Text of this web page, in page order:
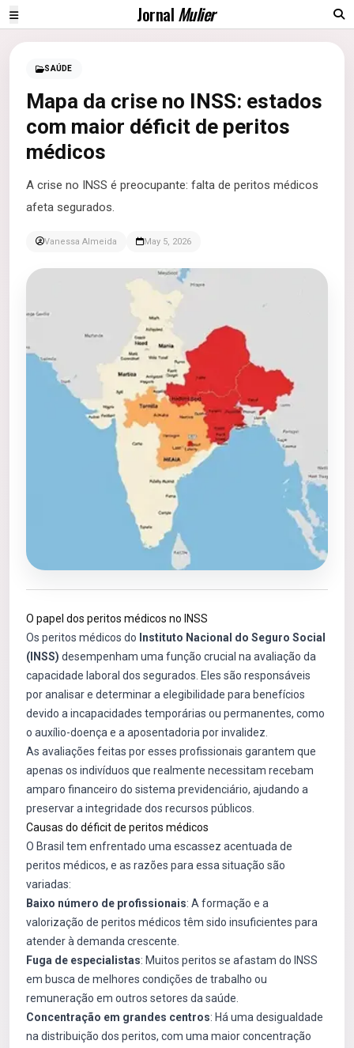
JornalMulier
SAÚDE
Mapa da crise no INSS: estados
com maior déficit de peritos
médicos
A crise no INSS é preocupante: falta de peritos médicos
afeta segurados.
Vanessa Almeida May 5, 2026
O papel dos peritos médicos no INSS
Os peritos médicos do Instituto Nacional do Seguro Social
(INSS) desempenham uma função crucial na avaliação da
capacidade laboral dos segurados. Eles são responsáveis
por analisar e determinar a elegibilidade para benefícios
devido a incapacidades temporárias ou permanentes, como
o auxílio-doença e a aposentadoria por invalidez.
As avaliações feitas por esses profissionais garantem que
apenas os indivíduos que realmente necessitam recebam
amparo financeiro do sistema previdenciário, ajudando a
preservar a integridade dos recursos públicos.
Causas do déficit de peritos médicos
O Brasil tem enfrentado uma escassez acentuada de
peritos médicos, e as razões para essa situação são
variadas:
Baixo número de profissionais: A formação e a
valorização de peritos médicos têm sido insuficientes para
atender à demanda crescente.
Fuga de especialistas: Muitos peritos se afastam do INSS
em busca de melhores condições de trabalho ou
remuneração em outros setores da saúde.
Concentração em grandes centros: Há uma desigualdade
na distribuição dos peritos, com uma maior concentração